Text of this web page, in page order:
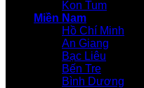
Kon Tum
Miền Nam
Hồ Chí Minh
An Giang
Bạc Liêu
Bến Tre
Bình Dương